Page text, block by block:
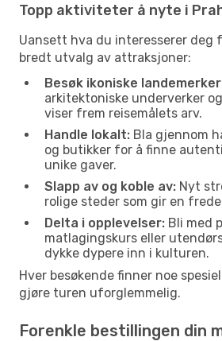
Topp aktiviteter å nyte i
Uansett hva du interesserer deg
bredt utvalg av attraksjoner:
Besøk ikoniske
arkitektoniske underverker
viser frem reisemålets arv.
Handle lokalt: Bla gjennom
og butikker for å finne
unike gaver.
Slapp av og koble av: Nyt
rolige steder som gir en
Delta i opplevelser: Bli med
matlagingskurs eller
dykke dypere inn i kulturen.
Hver besøkende finner noe
gjøre turen uforglemmelig.
Forenkle bestillingen din